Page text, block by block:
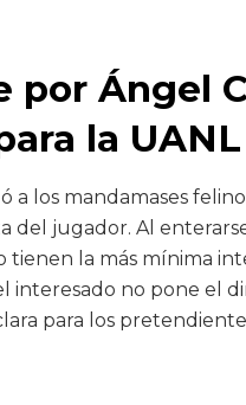
por Ángel
la UANL
los mandamases
del jugador. Al
tienen la más mínima
interesado no pone el
para los